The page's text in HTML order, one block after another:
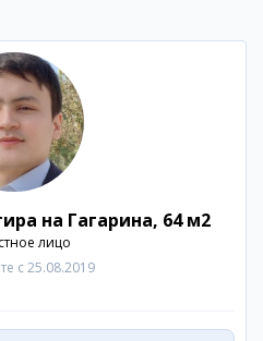
на Гагарина, 64 м2
лицо
с 25.08.2019